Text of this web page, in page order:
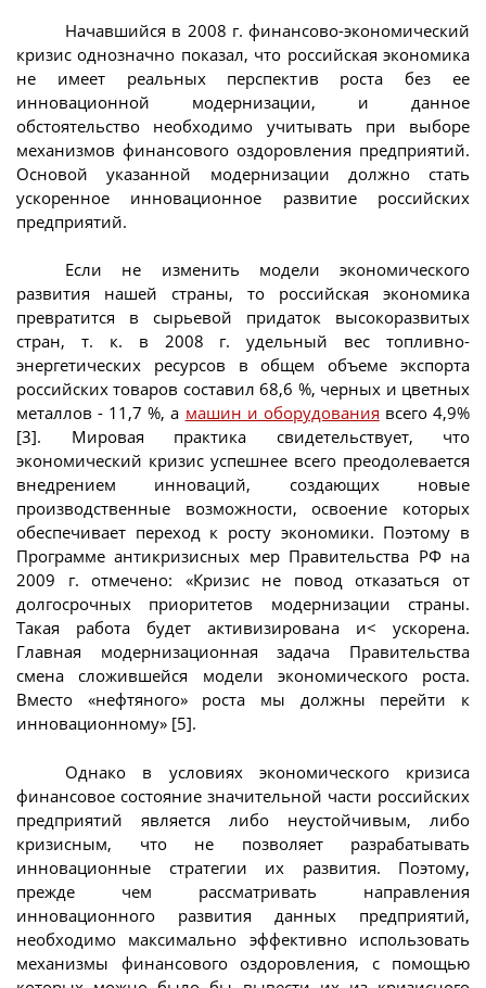
Начавшийся в 2008 г. финансово-экономический
кризис однозначно показал, что российская экономика
не имеет реальных перспектив роста без ее
инновационной модернизации, и данное
обстоятельство необходимо учитывать при выборе
механизмов финансового оздоровления предприятий.
Основой указанной модернизации должно стать
ускоренное инновационное развитие российских
предприятий.
Если не изменить модели экономического
развития нашей страны, то российская экономика
превратится в сырьевой придаток высокоразвитых
стран, т. к. в 2008 г. удельный вес топливно-
энергетических ресурсов в общем объеме экспорта
российских товаров составил 68,6 %, черных и цветных
металлов - 11,7 %, а машин и оборудования всего 4,9%
[3]. Мировая практика свидетельствует, что
экономический кризис успешнее всего преодолевается
внедрением инноваций, создающих новые
производственные возможности, освоение которых
обеспечивает переход к росту экономики. Поэтому в
Программе антикризисных мер Правительства РФ на
2009 г. отмечено: «Кризис не повод отказаться от
долгосрочных приоритетов модернизации страны.
Такая работа будет активизирована и< ускорена.
Главная модернизационная задача Правительства
смена сложившейся модели экономического роста.
Вместо «нефтяного» роста мы должны перейти к
инновационному» [5].
Однако в условиях экономического кризиса
финансовое состояние значительной части российских
предприятий является либо неустойчивым, либо
кризисным, что не позволяет разрабатывать
инновационные стратегии их развития. Поэтому,
прежде чем рассматривать направления
инновационного развития данных предприятий,
необходимо максимально эффективно использовать
механизмы финансового оздоровления, с помощью